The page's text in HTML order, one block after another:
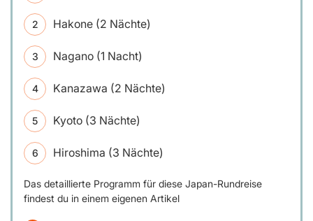
Hakone (2 Nächte)
Nagano (1 Nacht)
Kanazawa (2 Nächte)
Kyoto (3 Nächte)
Hiroshima (3 Nächte)
Das detaillierte Programm für diese Japan-Rundreise
findest du in einem eigenen Artikel